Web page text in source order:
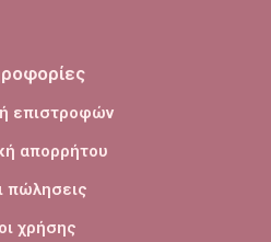
επιστροφών
απορρήτου
πώλησεις
χρήσης